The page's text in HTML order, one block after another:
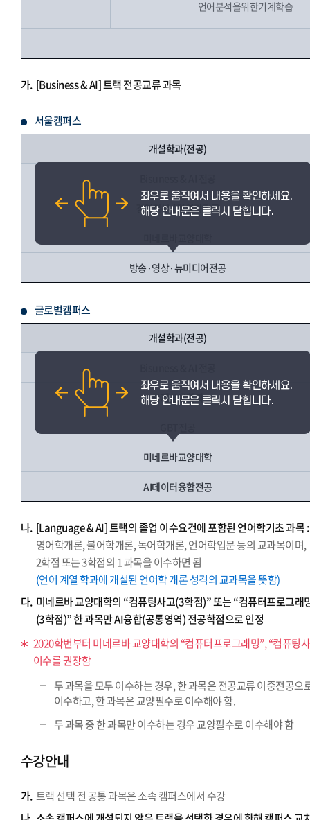
언어분석을위한기계학습
가. [Business & AI] 트랙 전공교류 과목
서울캠퍼스
개설학과(전공)
경영학부 / 경영학전공
방송·영상·뉴미디어전공
글로벌캠퍼스
개설학과(전공)
국제금융학과
미네르바교양대학
AI데이터융합전공
나. [Language & AI] 트랙의 졸업 이수요건에 포함된 언어학기초 과목 :
영어학개론, 불어학개론, 독어학개론, 언어학입문 등의 교과목이며,
2학점 또는 3학점의 1 과목을 이수하면 됨
(언어 계열 학과에 개설된 언어학 개론 성격의 교과목을 뜻함)
다. 미네르바 교양대학의 “컴퓨팅사고(3학점)” 또는 “컴퓨터프로그래
(3학점)” 한 과목만 AI융합(공통영역) 전공학점으로 인정
2020학번부터 미네르바 교양대학의 “컴퓨터프로그래밍”, “컴퓨팅
이수를 권장함
두 과목을 모두 이수하는 경우, 한 과목은 전공교류 이중전공으
이수하고, 한 과목은 교양필수로 이수해야 함.
두 과목 중 한 과목만 이수하는 경우 교양필수로 이수해야 함
수강안내
가. 트랙 선택 전 공통 과목은 소속 캠퍼스에서 수강